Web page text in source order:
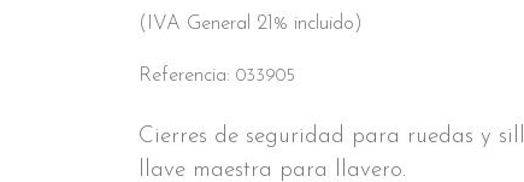
(IVA General 21% incluido)
Referencia:033905
Cierres de seguridad para ruedas y
llave maestra para llavero.